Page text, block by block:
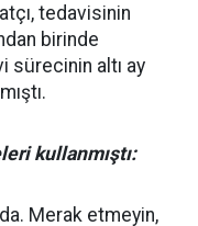
tedavisinin
birinde
sürecinin altı ay
kullanmıştı:
Merak etmeyin,